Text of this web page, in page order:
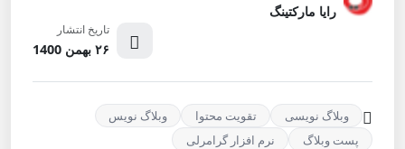
رایا مارکتینگ
تاریخ انتشار
۲۶ بهمن 1400
وبلاگ نویسی تقویت محتوا
وبلاگ نویس
پست وبلاگ
نرم افزار گرامرلی